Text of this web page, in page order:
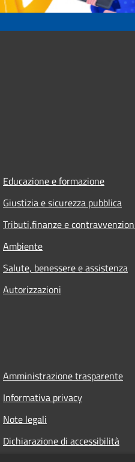
Educazione e formazione
Giustizia e sicurezza pubblica
Tributi,finanze e
Ambiente
Salute, benessere e assistenza
Autorizzazioni
Amministrazione trasparente
Informativa privacy
Note legali
Dichiarazione di accessibilità